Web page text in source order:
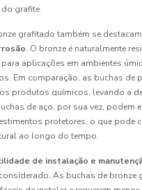
grafite.
grafitado também se
. O bronze é naturalmente
aplicações em ambientes
Em comparação, as buchas de
produtos químicos, levando a
de aço, por sua vez, podem
protetores, o que pode
ao longo do tempo.
de instalação e
As buchas de bronze